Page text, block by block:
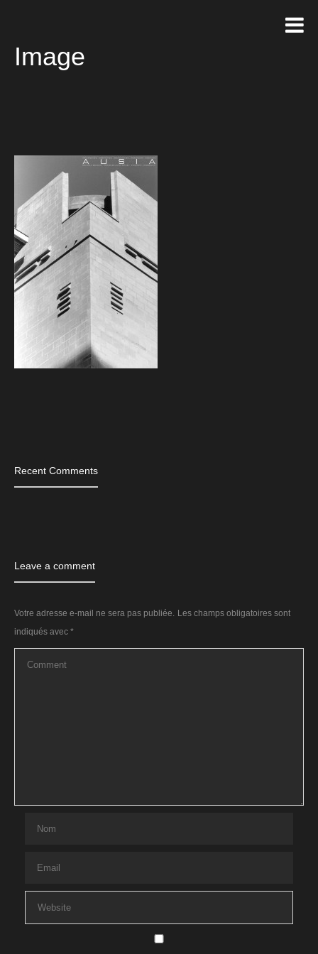
Image
Recent Comments
Leave a comment
Votre adresse e-mail ne sera pas publiée. Les champs obligatoires sont
indiqués avec *